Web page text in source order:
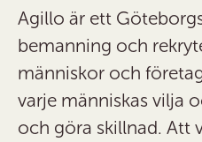
Agillo är ett
bemanning och
människor och
varje människas vilja
och göra skillnad. Att